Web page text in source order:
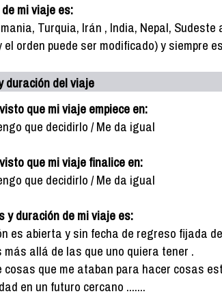
mi viaje es:
Turquia, Irán , India, Nepal,
el orden puede ser modificado) y siempre
duración del viaje
que mi viaje empiece en:
que decidirlo / Me da igual
que mi viaje finalice en:
que decidirlo / Me da igual
y duración de mi viaje es:
es abierta y sin fecha de regreso fijada
más allá de las que uno quiera tener .
cosas que me ataban para hacer cosas
en un futuro cercano .......